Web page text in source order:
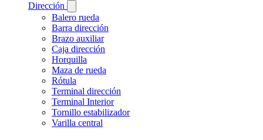
Dirección
Balero rueda
Barra dirección
Brazo auxiliar
Caja dirección
Horquilla
Maza de rueda
Rótula
Terminal dirección
Terminal Interior
Tornillo estabilizador
Varilla central